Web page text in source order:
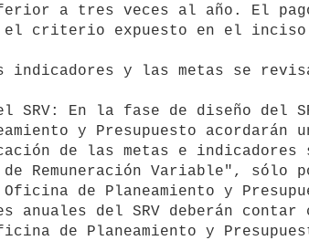
a tres veces al año. El
el criterio expuesto en el
y Presupuesto
de las metas e
Remuneración Variable", sólo
de Planeamiento y
de Planeamiento y